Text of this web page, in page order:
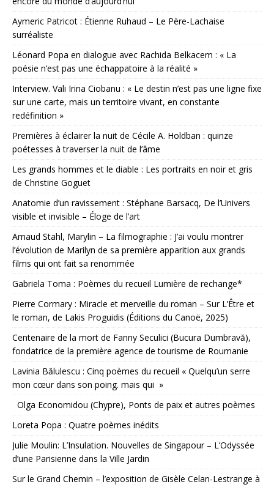
Aymeric Patricot : Étienne Ruhaud – Le Père-Lachaise
surréaliste
Léonard Popa en dialogue avec Rachida Belkacem : « La
poésie n’est pas une échappatoire à la réalité »
Interview. Vali Irina Ciobanu : « Le destin n’est pas une ligne fixe
sur une carte, mais un territoire vivant, en constante
redéfinition »
Premières à éclairer la nuit de Cécile A. Holdban : quinze
poétesses à traverser la nuit de l’âme
Les grands hommes et le diable : Les portraits en noir et gris
de Christine Goguet
Anatomie d’un ravissement : Stéphane Barsacq, De l’Univers
visible et invisible – Éloge de l’art
Arnaud Stahl, Marylin – La filmographie : J’ai voulu montrer
l’évolution de Marilyn de sa première apparition aux grands
films qui ont fait sa renommée
Gabriela Toma : Poèmes du recueil Lumière de rechange*
Pierre Cormary : Miracle et merveille du roman – Sur L’Être et
le roman, de Lakis Proguidis (Éditions du Canoë, 2025)
Centenaire de la mort de Fanny Seculici (Bucura Dumbravă),
fondatrice de la première agence de tourisme de Roumanie
Lavinia Bălulescu : Cinq poèmes du recueil « Quelqu’un serre
mon cœur dans son poing. mais qui »
Olga Economidou (Chypre), Ponts de paix et autres poèmes
Loreta Popa : Quatre poèmes inédits
Julie Moulin: L’Insulation. Nouvelles de Singapour – L’Odyssée
d’une Parisienne dans la Ville Jardin
Sur le Grand Chemin – l’exposition de Gisèle Celan-Lestrange à